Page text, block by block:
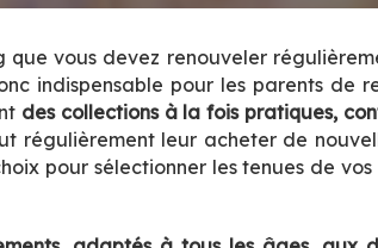
vous devez renouveler
indispensable pour les parents de
des collections à la fois pratiques,
régulièrement leur acheter de
pour sélectionner les tenues de